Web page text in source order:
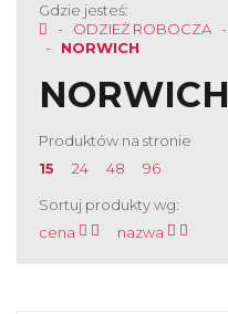
Gdzie jesteś:
ODZIEŻ ROBOCZA
NORWICH
NORWICH
Produktów na stronie
15
24 48 96
Sortuj produkty wg:
cena
nazwa